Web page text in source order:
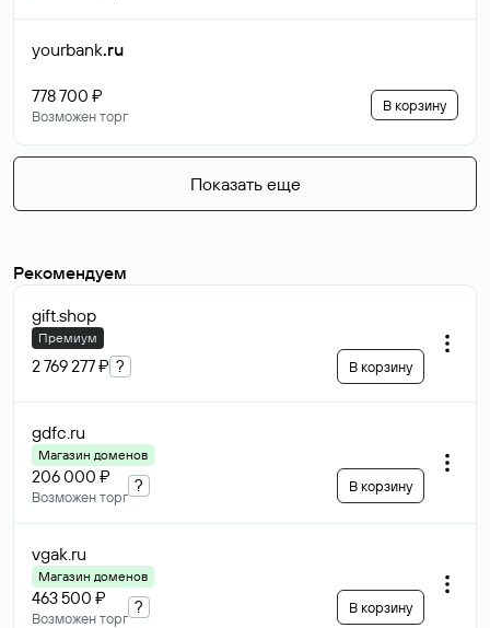
yourbank.ru
778 700 ₽
Возможен торг
В корзину
Показать еще
Рекомендуем
gift.shop
Премиум
2 769 277 ₽ ? В корзину
gdfc.ru
Магазин доменов
206 000 ₽
Возможен торг
? В корзину
vgak.ru
Магазин доменов
463 500 ₽
Возможен торг
? В корзину